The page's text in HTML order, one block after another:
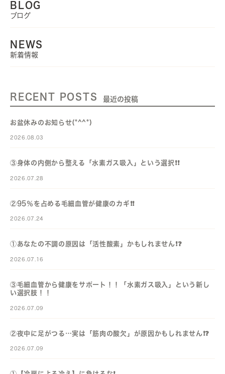
BLOG
ブログ
NEWS
新着情報
RECENT POSTS 最近の投稿
お盆休みのお知らせ(*^^*)
2026.08.03
③身体の内側から整える「水素ガス吸入」という選択❗️❗️
2026.07.28
②95％を占める毛細血管が健康のカギ❗️❗️
2026.07.24
①あなたの不調の原因は「活性酸素」かもしれません❗️❓️
2026.07.16
③毛細血管から健康をサポート！！「水素ガス吸入」という新し
い選択肢！！
2026.07.09
②夜中に足がつる…実は「筋肉の酸欠」が原因かもしれません❗️❓️
2026.07.09